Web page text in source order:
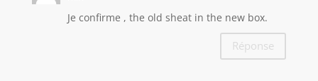
Je confirme , the old sheat in the new box.
Réponse